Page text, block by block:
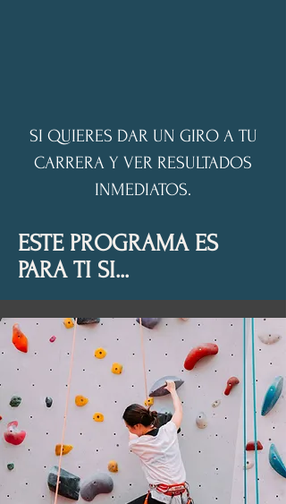
SI QUIERES DAR UN GIRO A TU
CARRERA Y VER RESULTADOS
INMEDIATOS.
ESTE PROGRAMA ES
PARA TI SI...